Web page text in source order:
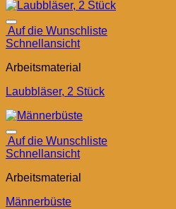
Auf die Wunschliste
Schnellansicht
Arbeitsmaterial
Laubbläser, 2 Stück
Auf die Wunschliste
Schnellansicht
Arbeitsmaterial
Männerbüste